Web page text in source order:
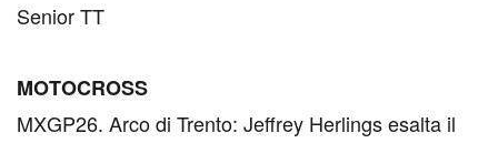
Senior TT
MOTOCROSS
MXGP26. Arco di Trento: Jeffrey Herlings esalta il